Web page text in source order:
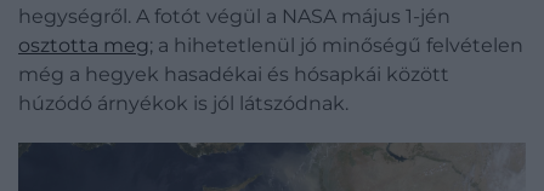
hegységről. A fotót végül a NASA május 1-jén
osztotta meg; a hihetetlenül jó minőségű felvételen
még a hegyek hasadékai és hósapkái között
húzódó árnyékok is jól látszódnak.